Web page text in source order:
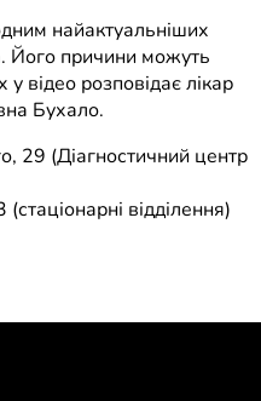
найактуальніших
Його причини можуть
відео розповідає лікар
Бухало.
29 (Діагностичний центр
відділення)